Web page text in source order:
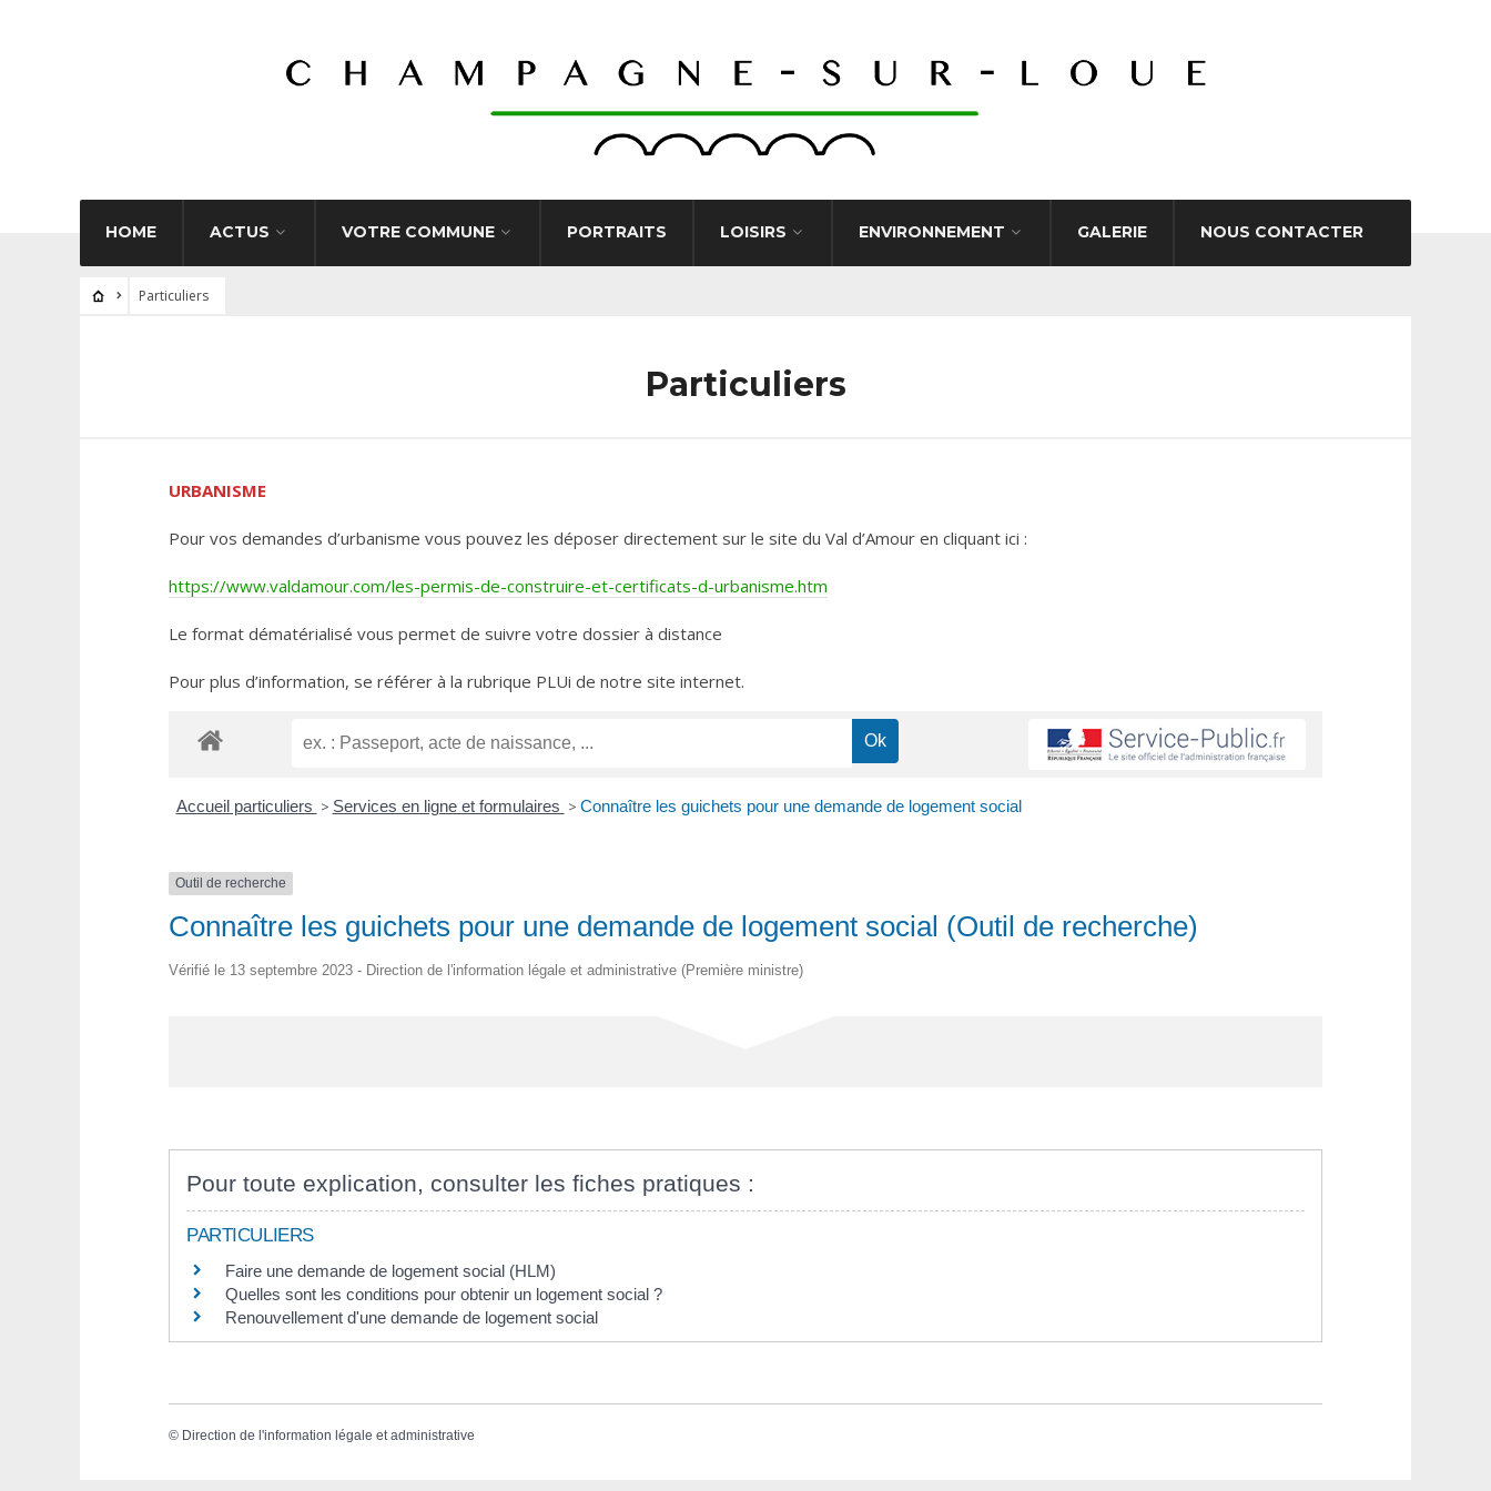
HOME ACTUS VOTRE COMMUNE PORTRAITS LOISIRS ENVIRONNEMENT GALERIE NOUS CONTACTER
Particuliers
Particuliers
URBANISME
Pour vos demandes d’urbanisme vous pouvez les déposer directement sur le site du Val d’Amour en cliquant ici :
https://www.valdamour.com/les-permis-de-construire-et-certificats-d-urbanisme.htm
Le format dématérialisé vous permet de suivre votre dossier à distance
Pour plus d’information, se référer à la rubrique PLUi de notre site internet.
Accueil particuliers > Services en ligne et formulaires > Connaître les guichets pour une demande de logement social
Outil de recherche
Connaître les guichets pour une demande de logement social (Outil de recherche)
Vérifié le 13 septembre 2023 - Direction de l'information légale et administrative (Première ministre)
Pour toute explication, consulter les fiches pratiques :
PARTICULIERS
Faire une demande de logement social (HLM)
Quelles sont les conditions pour obtenir un logement social ?
Renouvellement d'une demande de logement social
© Direction de l'information légale et administrative